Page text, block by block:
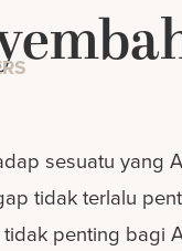
sesuatu yang
tidak terlalu
penting bagi